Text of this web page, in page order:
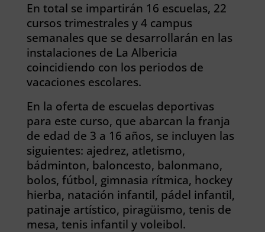
En total se impartirán 16 escuelas, 22
cursos trimestrales y 4 campus
semanales que se desarrollarán en las
instalaciones de La Albericia
coincidiendo con los periodos de
vacaciones escolares.
En la oferta de escuelas deportivas
para este curso, que abarcan la franja
de edad de 3 a 16 años, se incluyen las
siguientes: ajedrez, atletismo,
bádminton, baloncesto, balonmano,
bolos, fútbol, gimnasia rítmica, hockey
hierba, natación infantil, pádel infantil,
patinaje artístico, piragüismo, tenis de
mesa, tenis infantil y voleibol.